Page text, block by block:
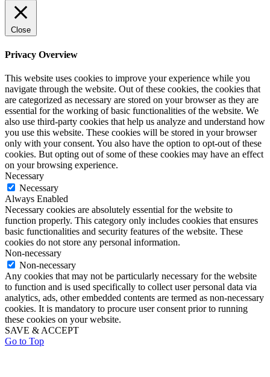
Close
Privacy Overview
This website uses cookies to improve your experience while you
navigate through the website. Out of these cookies, the cookies that
are categorized as necessary are stored on your browser as they are
essential for the working of basic functionalities of the website. We
also use third-party cookies that help us analyze and understand how
you use this website. These cookies will be stored in your browser
only with your consent. You also have the option to opt-out of these
cookies. But opting out of some of these cookies may have an effect
on your browsing experience.
Necessary
Necessary
Always Enabled
Necessary cookies are absolutely essential for the website to
function properly. This category only includes cookies that ensures
basic functionalities and security features of the website. These
cookies do not store any personal information.
Non-necessary
Non-necessary
Any cookies that may not be particularly necessary for the website
to function and is used specifically to collect user personal data via
analytics, ads, other embedded contents are termed as non-necessary
cookies. It is mandatory to procure user consent prior to running
these cookies on your website.
SAVE & ACCEPT
Go to Top